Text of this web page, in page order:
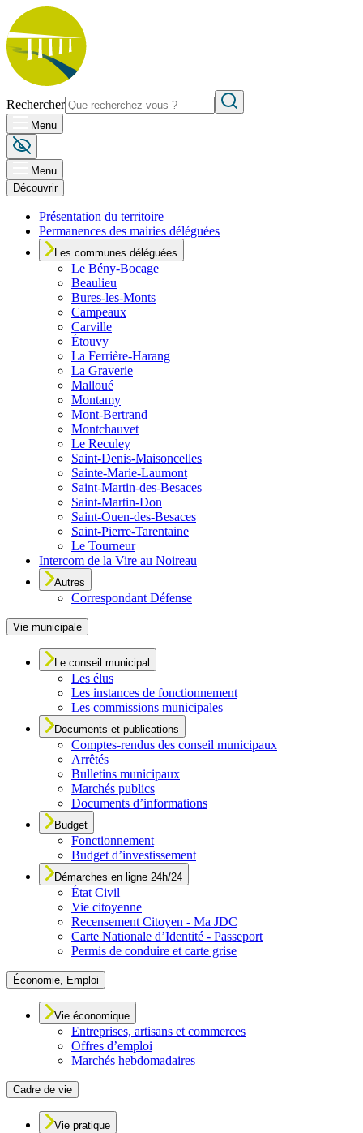
Rechercher
Menu
Menu
Découvrir
Présentation du territoire
Permanences des mairies déléguées
Les communes déléguées
Le Bény-Bocage
Beaulieu
Bures-les-Monts
Campeaux
Carville
Étouvy
La Ferrière-Harang
La Graverie
Malloué
Montamy
Mont-Bertrand
Montchauvet
Le Reculey
Saint-Denis-Maisoncelles
Sainte-Marie-Laumont
Saint-Martin-des-Besaces
Saint-Martin-Don
Saint-Ouen-des-Besaces
Saint-Pierre-Tarentaine
Le Tourneur
Intercom de la Vire au Noireau
Autres
Correspondant Défense
Vie municipale
Le conseil municipal
Les élus
Les instances de fonctionnement
Les commissions municipales
Documents et publications
Comptes-rendus des conseil municipaux
Arrêtés
Bulletins municipaux
Marchés publics
Documents d’informations
Budget
Fonctionnement
Budget d’investissement
Démarches en ligne 24h/24
État Civil
Vie citoyenne
Recensement Citoyen - Ma JDC
Carte Nationale d’Identité - Passeport
Permis de conduire et carte grise
Économie, Emploi
Vie économique
Entreprises, artisans et commerces
Offres d’emploi
Marchés hebdomadaires
Cadre de vie
Vie pratique